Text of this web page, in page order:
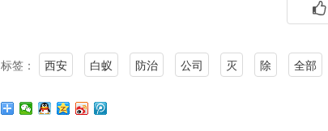
标签： 西安 白蚁 防治 公司 灭 除 全部